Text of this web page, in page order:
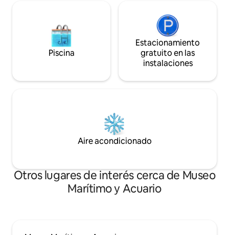
Piscina
Estacionamiento
gratuito en las
instalaciones
Aire acondicionado
Otros lugares de interés cerca de Museo
Marítimo y Acuario